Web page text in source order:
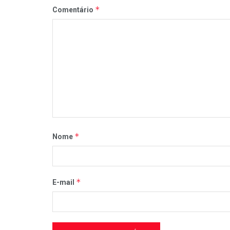
Comentário *
Nome *
E-mail *